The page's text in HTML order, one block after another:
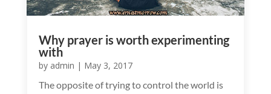
Why prayer is worth experimenting
with
by admin | May 3, 2017
The opposite of trying to control the world is